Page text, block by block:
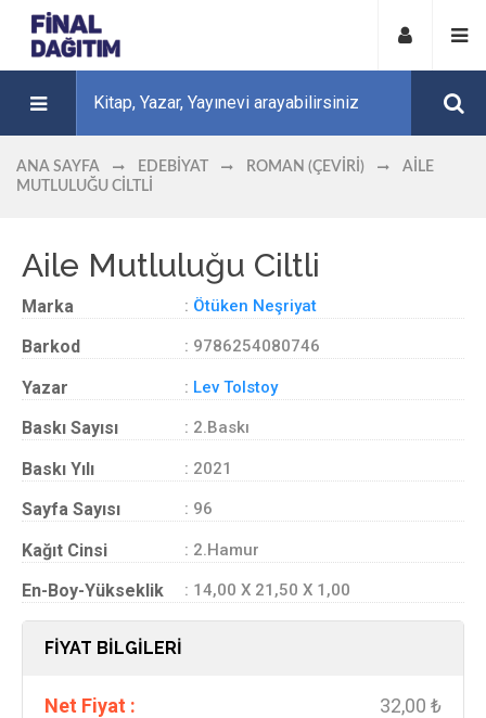
ANA SAYFA EDEBIYAT ROMAN (ÇEVIRI)
AILE
MUTLULUĞU CILTLI
Aile Mutluluğu Ciltli
Marka : Ötüken Neşriyat
Barkod : 9786254080746
Yazar : Lev Tolstoy
Baskı Sayısı : 2.Baskı
Baskı Yılı : 2021
Sayfa Sayısı : 96
Kağıt Cinsi : 2.Hamur
En-Boy-Yükseklik : 14,00 X 21,50 X 1,00
FİYAT BİLGİLERİ
Net Fiyat :
32,00 ₺